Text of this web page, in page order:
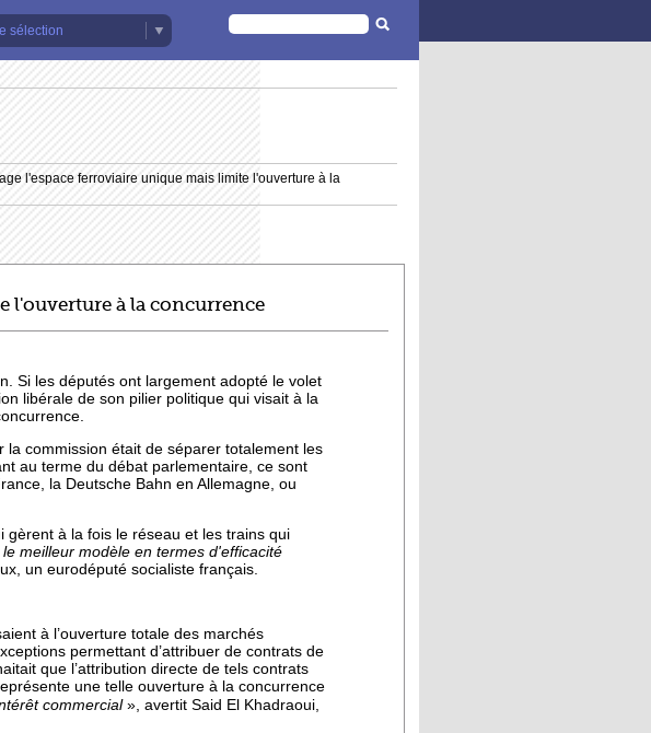
sélection
FORMULAIRE
DE
RECHERCHE
l'espace ferroviaire unique mais limite l'ouverture à la
l'ouverture à la concurrence
Si les députés ont largement adopté le volet
libérale de son pilier politique qui visait à la
commission était de séparer totalement les
au terme du débat parlementaire, ce sont
la Deutsche Bahn en Allemagne, ou
à la fois le réseau et les trains qui
meilleur modèle en termes d'efficacité
un eurodéputé socialiste français.
à l’ouverture totale des marchés
permettant d’attribuer de contrats de
que l’attribution directe de tels contrats
une telle ouverture à la concurrence
commercial », avertit Said El Khadraoui,